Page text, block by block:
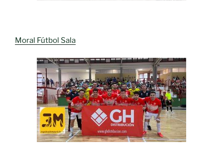
Moral Fútbol Sala